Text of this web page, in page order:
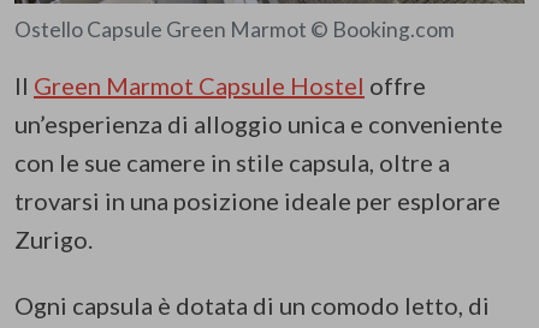
Ostello Capsule Green Marmot © Booking.com
Il Green Marmot Capsule Hostel offre
un’esperienza di alloggio unica e conveniente
con le sue camere in stile capsula, oltre a
trovarsi in una posizione ideale per esplorare
Zurigo.
Ogni capsula è dotata di un comodo letto, di